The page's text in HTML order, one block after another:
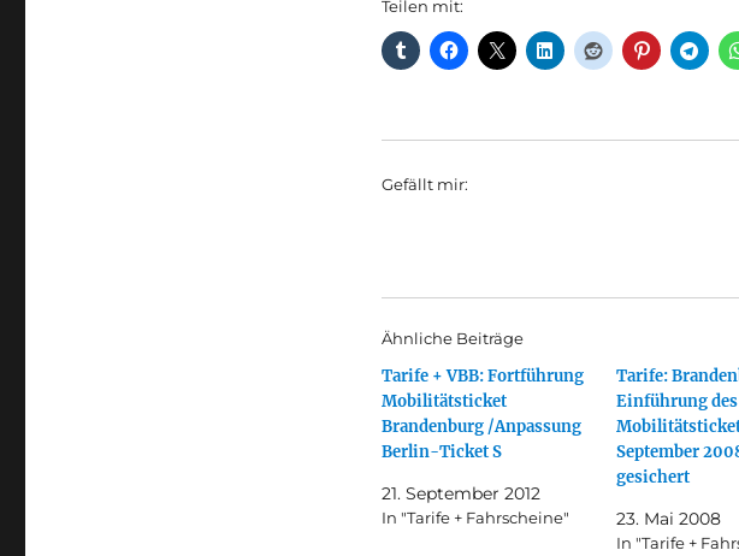
Teilen mit:
Gefällt mir:
Ähnliche Beiträge
Tarife + VBB: Fortführung
Mobilitätsticket
Brandenburg /Anpassung
Berlin-Ticket S
21. September 2012
In "Tarife + Fahrscheine"
Tarife:
Einführung des
September
gesichert
23. Mai 2008
In "Tarife +